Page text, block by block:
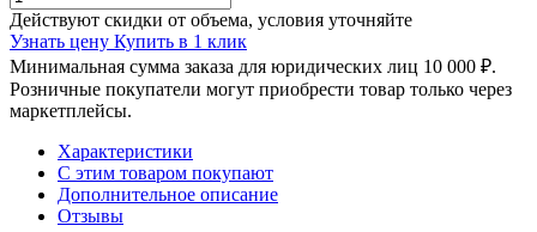
Действуют скидки от объема, условия уточняйте
Узнать цену Купить в 1 клик
Минимальная сумма заказа для юридических лиц 10 000 ₽.
Розничные покупатели могут приобрести товар только через
маркетплейсы.
Характеристики
С этим товаром покупают
Дополнительное описание
Отзывы